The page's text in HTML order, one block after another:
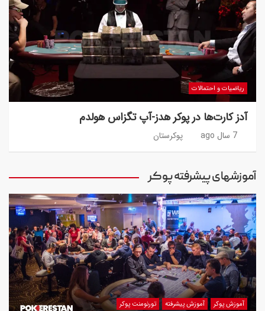
ریاضیات و احتمالات
آدز کارت‌ها در پوکر هدز-آپ تگزاس هولدم
7 سال ago پوکرستان
آموزشهای پیشرفته پوکر
آموزش پوکر آموزش پیشرفته تورنومنت پوکر